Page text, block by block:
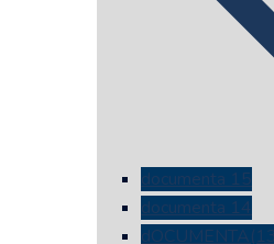
documenta 15
documenta 14